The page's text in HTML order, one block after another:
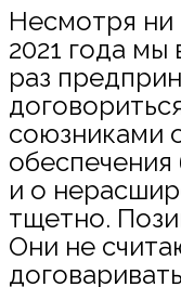
Несмотря ни
2021 года мы
раз
союзниками
и о
тщетно.
Они не